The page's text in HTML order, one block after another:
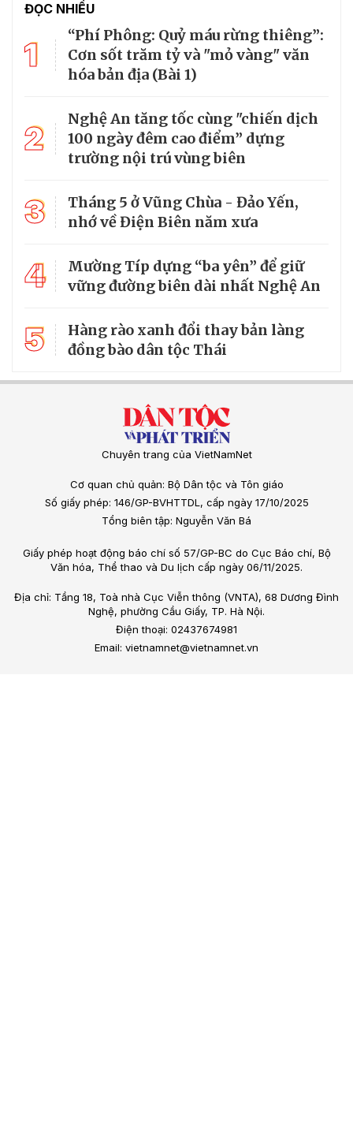
ĐỌC NHIỀU
1
“Phí Phông: Quỷ máu rừng thiêng”:
Cơn sốt trăm tỷ và "mỏ vàng" văn
hóa bản địa (Bài 1)
2
Nghệ An tăng tốc cùng "chiến dịch
100 ngày đêm cao điểm” dựng
trường nội trú vùng biên
3
Tháng 5 ở Vũng Chùa - Đảo Yến,
nhớ về Điện Biên năm xưa
4
Mường Típ dựng “ba yên” để giữ
vững đường biên dài nhất Nghệ An
5
Hàng rào xanh đổi thay bản làng
đồng bào dân tộc Thái
Chuyên trang của VietNamNet
Cơ quan chủ quản: Bộ Dân tộc và Tôn giáo
Số giấy phép: 146/GP-BVHTTDL, cấp ngày 17/10/2025
Tổng biên tập: Nguyễn Văn Bá
Giấy phép hoạt động báo chí số 57/GP-BC do Cục Báo chí, Bộ
Văn hóa, Thể thao và Du lịch cấp ngày 06/11/2025.
Địa chỉ: Tầng 18, Toà nhà Cục Viễn thông (VNTA), 68 Dương Đình
Nghệ, phường Cầu Giấy, TP. Hà Nội.
Điện thoại: 02437674981
Email: vietnamnet@vietnamnet.vn